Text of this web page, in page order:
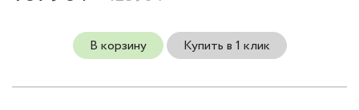
В корзину Купить в 1 клик